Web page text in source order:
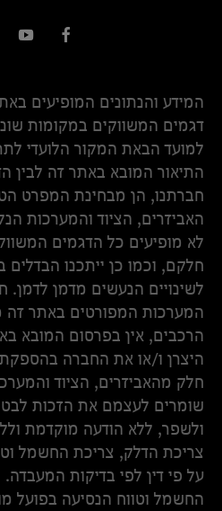
המידע והנתונים המופיעים
דגמים המשווקים במקומות
למועד הבאת המקור הלועדי
התיאור המובא באתר זה לבין
חברתנו, הן מבחינת המפרט
האביזרים, הציוד והמערכות
לא מופיעים כל הדגמים
חלקם, וכמו כן ייתכנו
לשינויים הנעשים מדמן לדמן.
המערכות המפורטים באתר זה
הרכבים, אין בפרסום המובא
היצרן ו/או את החברה
חלק מהאביזרים, הציוד
שומרים לעצמם את הזכות
ולשפר, ללא הודעה מוקדמת
צריכת הדלק, צריכת החשמל
על פי דין לפי בדיקות
החשמל וטווח הנסיעה בפועל